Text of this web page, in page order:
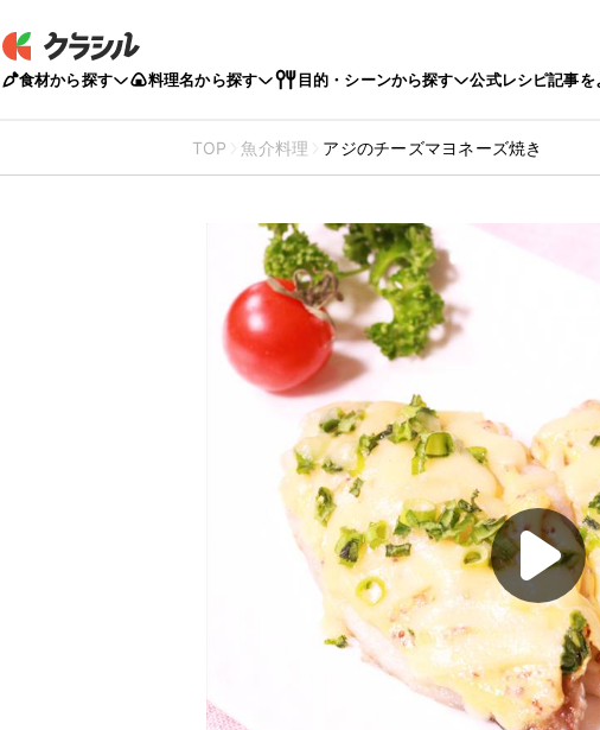
食材から探す 料理名から探す 目的・シーンから探す 公式レシピ記事を
TOP 魚介料理 アジのチーズマヨネーズ焼き